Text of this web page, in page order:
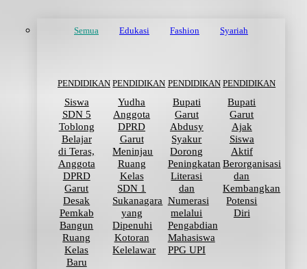
Semua Edukasi Fashion Syariah
PENDIDIKAN
Siswa
SDN 5
Toblong
Belajar
di Teras,
Anggota
DPRD
Garut
Desak
Pemkab
Bangun
Ruang
Kelas
Baru
PENDIDIKAN
Yudha
Anggota
DPRD
Garut
Meninjau
Ruang
Kelas
SDN 1
Sukanagara
yang
Dipenuhi
Kotoran
Kelelawar
PENDIDIKAN
Bupati
Garut
Abdusy
Syakur
Dorong
Peningkatan
Literasi
dan
Numerasi
melalui
Pengabdian
Mahasiswa
PPG UPI
PENDIDIKAN
Bupati
Garut
Ajak
Siswa
Aktif
Berorganisasi
dan
Kembangkan
Potensi
Diri